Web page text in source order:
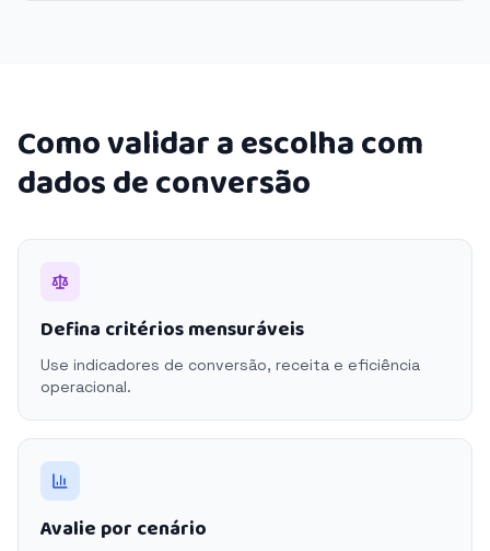
Como validar a escolha com
dados de conversão
Defina critérios mensuráveis
Use indicadores de conversão, receita e eficiência
operacional.
Avalie por cenário